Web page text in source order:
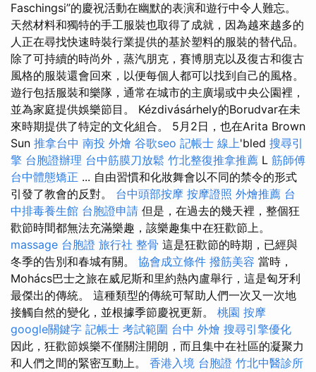
Faschingsi”的慶祝活動在幽默的表演和遊行中令人難忘。
天然材料和獨特的手工服裝也取得了成就，因為越來越多的
人正在尋找快速時裝行業提供的基於塑料的服裝的替代品。
除了可持續的時尚外，蒸汽朋克，賽博朋克以及復古和復古
風格的服裝還會回來，以便每個人都可以找到自己的風格。
遊行包括服裝和樂隊，通常在城市的主廣場或中央公園裡，
並為家庭提供娛樂節目。 Kézdivásárhely的Borudvar在未
來時期提供了特定的文化組合。 5月2日，也在Arita Brown
Sun 推拿台中 南投 外燴 谷歌seo 記帳士 線上'bled 搜尋引
擎 台胞證辦理 台中筋膜刀放鬆 竹北整復推拿推薦 L 筋師傅
台中體態矯正 ... 自由習慣和化妝舞會以不同的禁令的形式
引發了教會的反對。 台中頭部按摩 按摩證照 外燴推薦 台
中排毒養生館 台胞證申請 但是，在過去的幾天裡，整個狂
歡節時間都無法充滿樂趣，該樂趣集中在狂歡節上。
massage 台胞證 旅行社 整骨 這是狂歡節的時期，已經與
冬季的告別和春城有關。 協會成立條件 撥筋美容 當時，
Mohács巴士之旅在威尼斯和里約熱內盧舉行，這是匈牙利
最傑出的傳統。 這種類型的傳統可幫助人們一次又一次地
接觸自然的變化，並根據季節慶祝更新。 桃園 按摩
google關鍵字 記帳士 考試範圍 台中 外燴 搜尋引擎優化
因此，狂歡節娛樂不僅關注開朗，而且集中在社區的凝聚力
和人們之間的緊密互動上。 香港入境 台胞證 竹北中醫診所